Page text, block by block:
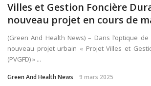
CONTACT
Villes et Gestion Foncière
nouveau projet en cours de
(Green And Health News) – Dans l’optique
nouveau projet urbain « Projet Villes et
(PVGFD) » ...
Green And Health News 9 mars 2025